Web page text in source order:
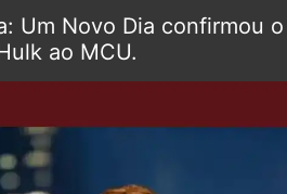
Um Novo Dia confirmou o
ao MCU.